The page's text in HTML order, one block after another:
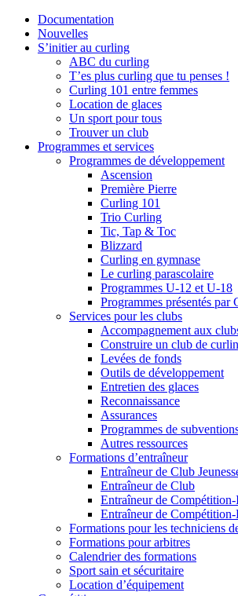
Documentation
Nouvelles
S’initier au curling
ABC du curling
T’es plus curling que tu penses !
Curling 101 entre femmes
Location de glaces
Un sport pour tous
Trouver un club
Programmes et services
Programmes de développement
Ascension
Première Pierre
Curling 101
Trio Curling
Tic, Tap & Toc
Blizzard
Curling en gymnase
Le curling parascolaire
Programmes U-12 et U-18
Programmes présentés
Services pour les clubs
Accompagnement aux
Construire un club de
Levées de fonds
Outils de développement
Entretien des glaces
Reconnaissance
Assurances
Programmes de
Autres ressources
Formations d’entraîneur
Entraîneur de Club
Entraîneur de Club
Entraîneur de
Entraîneur de
Formations pour les techniciens
Formations pour arbitres
Calendrier des formations
Sport sain et sécuritaire
Location d’équipement